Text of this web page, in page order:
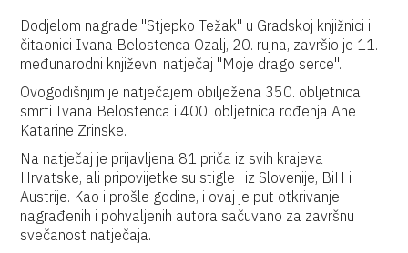
Dodjelom nagrade "Stjepko Težak" u Gradskoj knjižnici i
čitaonici Ivana Belostenca Ozalj, 20. rujna, završio je 11.
međunarodni književni natječaj "Moje drago serce".
Ovogodišnjim je natječajem obilježena 350. obljetnica
smrti Ivana Belostenca i 400. obljetnica rođenja Ane
Katarine Zrinske.
Na natječaj je prijavljena 81 priča iz svih krajeva
Hrvatske, ali pripovijetke su stigle i iz Slovenije, BiH i
Austrije. Kao i prošle godine, i ovaj je put otkrivanje
nagrađenih i pohvaljenih autora sačuvano za završnu
svečanost natječaja.